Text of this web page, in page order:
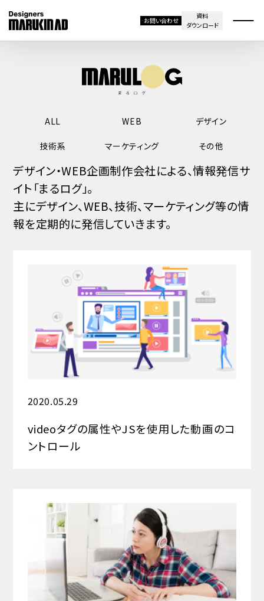
お問い合わせ
資料
ダウンロード
ALL WEB デザイン
技術系 マーケティング その他
デザイン・WEB企画制作会社による、情報発信サ
イト「まるログ」。
主にデザイン、WEB、技術、マーケティング等の情
報を定期的に発信していきます。
2020.05.29
videoタグの属性やJSを使用した動画のコ
ントロール